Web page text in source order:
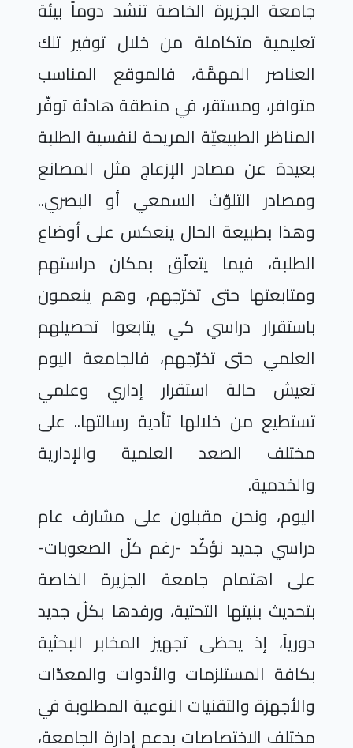
جامعة الجزيرة الخاصة تنشد دوماً بيئة
تعليمية متكاملة من خلال توفير تلك
العناصر المهمَّة، فالموقع المناسب
متوافر، ومستقر، في منطقة هادئة توفّر
المناظر الطبيعيَّة المريحة لنفسية الطلبة
بعيدة عن مصادر الإزعاج مثل المصانع
ومصادر التلوّث السمعي أو البصري..
وهذا بطبيعة الحال ينعكس على أوضاع
الطلبة، فيما يتعلّق بمكان دراستهم
ومتابعتها حتى تخرّجهم، وهم ينعمون
باستقرار دراسي كي يتابعوا تحصيلهم
العلمي حتى تخرّجهم، فالجامعة اليوم
تعيش حالة استقرار إداري وعلمي
تستطيع من خلالها تأدية رسالتها.. على
مختلف الصعد العلمية والإدارية
والخدمية.
اليوم، ونحن مقبلون على مشارف عام
دراسي جديد نؤكّد -رغم كلّ الصعوبات-
على اهتمام جامعة الجزيرة الخاصة
بتحديث بنيتها التحتية، ورفدها بكلّ جديد
دورياً، إذ يحظى تجهيز المخابر البحثية
بكافة المستلزمات والأدوات والمعدّات
والأجهزة والتقنيات النوعية المطلوبة في
مختلف الاختصاصات بدعم إدارة الجامعة،